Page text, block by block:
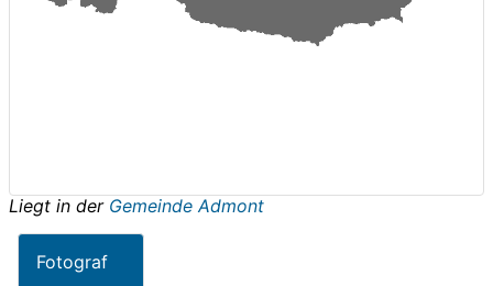
Liegt in der Gemeinde Admont
Fotograf